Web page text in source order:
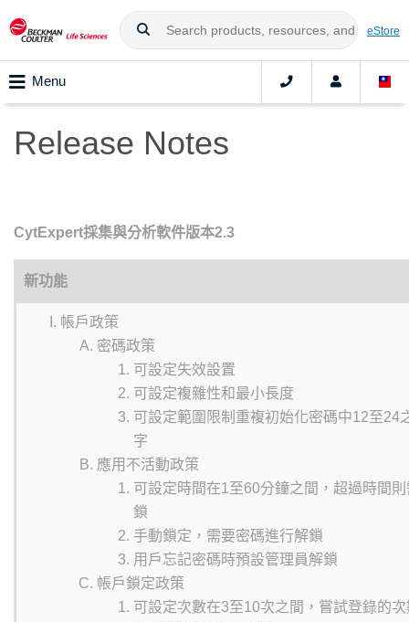
eStore
Menu
Release Notes
CytExpert採集與分析軟件版本2.3
新功能
帳戶政策
密碼政策
可設定失效設置
可設定複雜性和最小長度
可設定範圍限制重複初始化密碼中12至24
字
應用不活動政策
可設定時間在1至60分鐘之間，超過時間
鎖
手動鎖定，需要密碼進行解鎖
用戶忘記密碼時預設管理員解鎖
帳戶鎖定政策
可設定次數在3至10次之間，嘗試登錄的